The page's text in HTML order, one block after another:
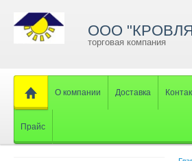
ООО
торговая компания
О компании Доставка
Прайс